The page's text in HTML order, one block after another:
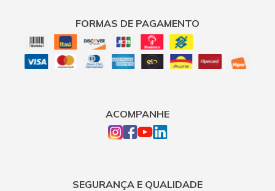
FORMAS DE PAGAMENTO
ACOMPANHE
SEGURANÇA E QUALIDADE